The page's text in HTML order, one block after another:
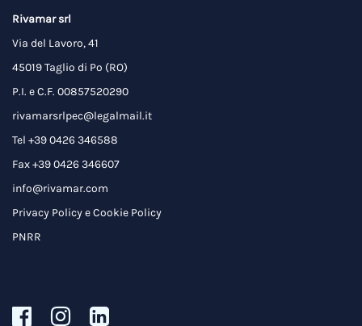
Rivamar srl
Via del Lavoro, 41
45019 Taglio di Po (RO)
P.I. e C.F. 00857520290
rivamarsrlpec@legalmail.it
Tel +39 0426 346588
Fax +39 0426 346607
info@rivamar.com
Privacy PolicyeCookie Policy
PNRR